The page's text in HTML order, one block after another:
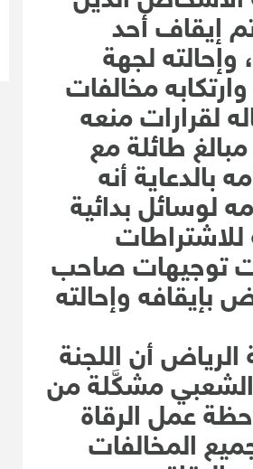
إيقاف أحد
وإحالته لجهة
مخالفات
لقرارات منعه
طائلة مع
بالدعاية أنه
لوسائل بدائية
للاشتراطات
توجيهات صاحب
بإيقافه وإحالته
أن اللجنة
الشعبي مشكَّلة من
عمل الرقاة
المخالفات